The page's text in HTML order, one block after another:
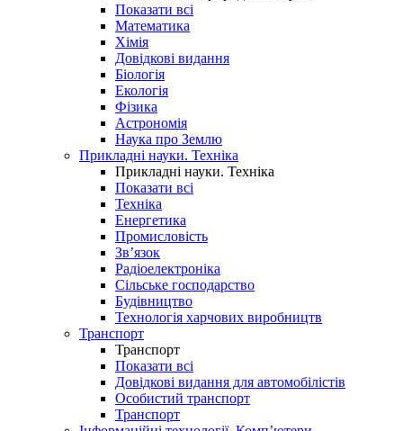
Показати всі
Математика
Хімія
Довідкові видання
Біологія
Екологія
Фізика
Астрономія
Наука про Землю
Прикладні науки. Техніка
Прикладні науки. Техніка
Показати всі
Техніка
Енергетика
Промисловість
Зв’язок
Радіоелектроніка
Сільське господарство
Будівництво
Технологія харчових виробництв
Транспорт
Транспорт
Показати всі
Довідкові видання для автомобілістів
Особистий транспорт
Транспорт